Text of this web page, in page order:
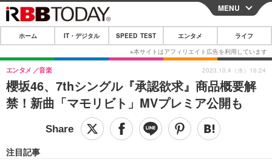
CLOSE
ホーム
IT・デジタル
IT・デジタルTOP スマートフォン
ショッピング その他
SPEED TEST
エンタメTOP 映画・ドラマ
MENU
ホーム IT・デジタル SPEED TEST エンタメ ライフ
櫻坂46、7thシングル『承認欲求』商品概要解
禁！新曲「マモリビト」MVプレミア公開も
エンタメ 音楽
注目記事
2023.10.4（水）16:24